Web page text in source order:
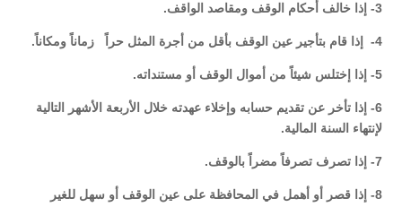
3- إذا خالف أحكام الوقف ومقاصد الواقف.
4- إذا قام بتأجير عين الوقف بأقل من أجرة المثل حراً زماناً ومكاناً.
5- إذا إختلس شيئاً من أموال الوقف أو مستنداته.
6- إذا تأخر عن تقديم حسابه وإخلاء عهدته خلال الأربعة الأشهر التالية
لإنتهاء السنة المالية.
7- إذا تصرف تصرفاً مضراً بالوقف.
8- إذا قصر أو أهمل في المحافظة على عين الوقف أو سهل للغير